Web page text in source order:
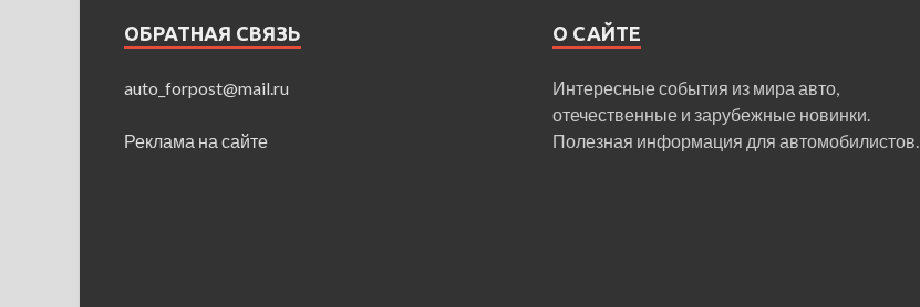
ОБРАТНАЯ СВЯЗЬ
auto_forpost@mail.ru
Реклама на сайте
О САЙТЕ
Интересные события из мира авто,
отечественные и зарубежные новинки.
Полезная информация для автомобилистов.